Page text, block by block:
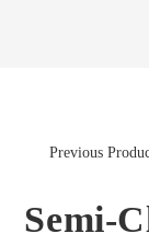
Previous
Semi-